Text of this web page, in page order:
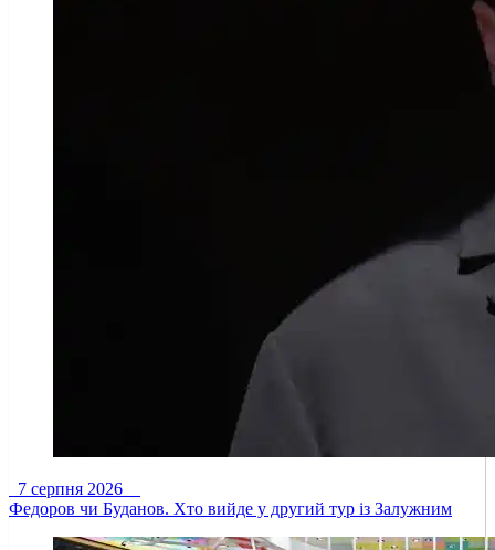
7 серпня 2026
Федоров чи Буданов. Хто вийде у другий тур із Залужним